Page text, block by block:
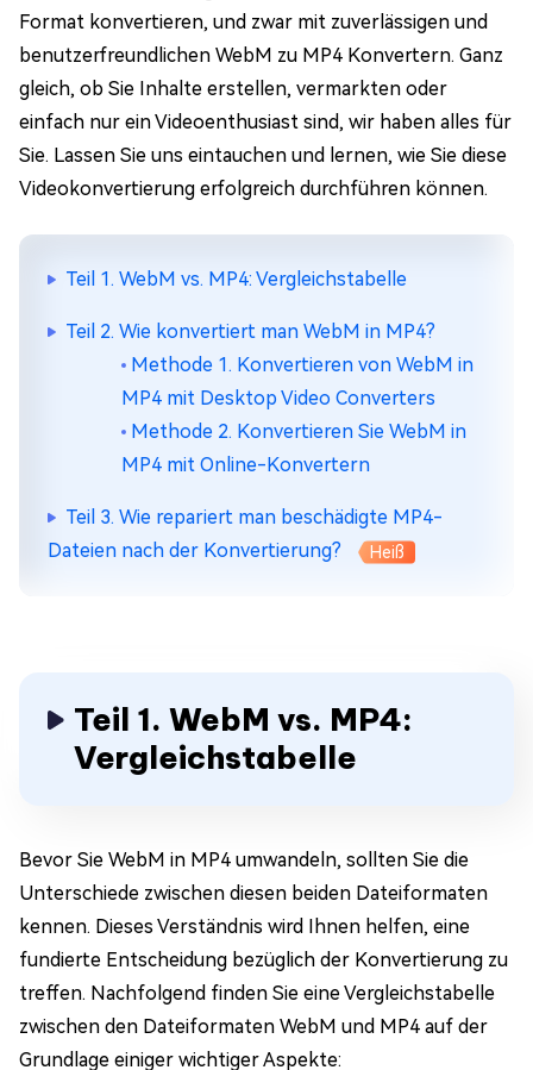
Format konvertieren, und zwar mit zuverlässigen und
benutzerfreundlichen WebM zu MP4 Konvertern. Ganz
gleich, ob Sie Inhalte erstellen, vermarkten oder
einfach nur ein Videoenthusiast sind, wir haben alles für
Sie. Lassen Sie uns eintauchen und lernen, wie Sie diese
Videokonvertierung erfolgreich durchführen können.
Teil 1. WebM vs. MP4: Vergleichstabelle
Teil 2. Wie konvertiert man WebM in MP4?
Methode 1. Konvertieren von WebM in
MP4 mit Desktop Video Converters
Methode 2. Konvertieren Sie WebM in
MP4 mit Online-Konvertern
Teil 3. Wie repariert man beschädigte MP4-
Dateien nach der Konvertierung?
Heiß
Teil 1. WebM vs. MP4:
Vergleichstabelle
Bevor Sie WebM in MP4 umwandeln, sollten Sie die
Unterschiede zwischen diesen beiden Dateiformaten
kennen. Dieses Verständnis wird Ihnen helfen, eine
fundierte Entscheidung bezüglich der Konvertierung zu
treffen. Nachfolgend finden Sie eine Vergleichstabelle
zwischen den Dateiformaten WebM und MP4 auf der
Grundlage einiger wichtiger Aspekte: